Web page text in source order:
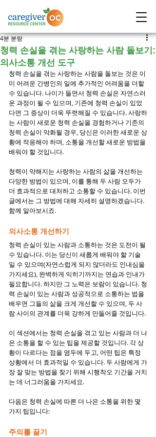
청력 손실을 겪는 사랑하는 사람 돌보기:
의사소통 개선 도구
4분 분량
청력 손실을 겪는 사랑하는 사람을 돌보는 것은 이
미 어려운 간병인의 일에 추가적인 어려움을 더할
수 있습니다. 나이가 들면서 청력 손실은 자연스러
운 과정이 될 수 있으며, 기존에 청력 손실이 있었
다면 그 증상이 더욱 뚜렷해질 수 있습니다. 사랑하
는 사람이 새로운 청력 손실을 경험하거나 기존의
청력 손실이 악화될 경우, 당신은 이러한 새로운 상
황에 적응해야 하며, 소통을 개선할 새로운 방법을
배워야 할 것입니다.
청력이 약해지는 사랑하는 사람의 삶을 개선하는
다양한 방법이 있으며, 이를 통해 두 사람 모두가
더 효과적으로 대처하고 소통할 수 있습니다. 이번
글에서는 그 방법에 대해 자세히 설명하겠습니다.
함께 알아보시죠.
의사소통 개선하기
청력 손실이 있는 사람과 소통하는 것은 도전이 될
수 있습니다. 이는 당신이 새롭게 배워야 할 기술
일 수 있으며(자연스럽게 되지 않더라도 인내심을
가지세요), 완벽하게 익히기까지는 연습과 인내가
필요합니다. 하지만 그 노력은 보람이 있습니다. 청
력 손실이 있는 사람과 성공적으로 소통하는 법을
배우면 그들의 삶을 크게 개선할 수 있으며, 두 사
람 사이의 관계를 더욱 강하게 만들어줄 것입니다.
이 섹션에서는 청력 손실을 겪고 있는 사람과 더 나
은 소통을 할 수 있는 팁을 제공할 것입니다. 각 상
황이 다르다는 점을 염두에 두고, 어떤 팁은 특정
상황에서 더 효과적일 수 있습니다. 두 사람에게 가
장 잘 맞는 방법을 찾기 위해 시행착오 기간을 거치
는 데 너그러움을 가지세요.
다음은 청력 손실에 따른 더 나은 소통을 위한 몇
가지 팁입니다:
주의를 끌기